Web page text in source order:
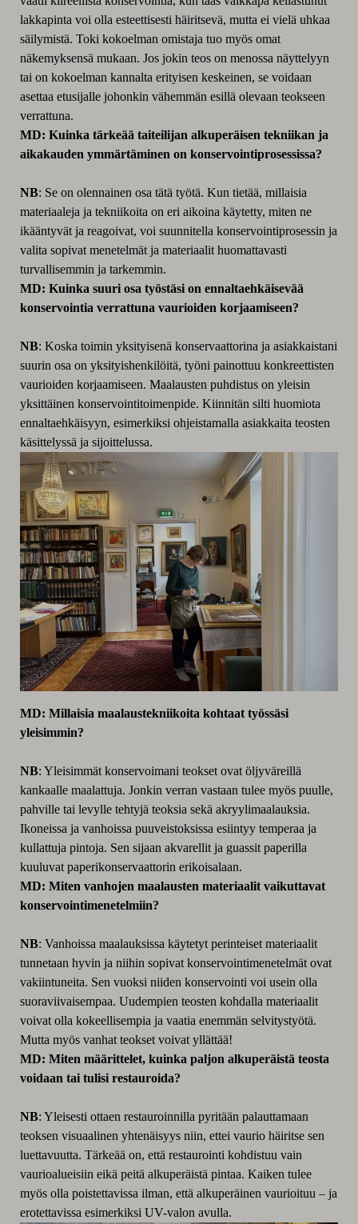
lakkapinta voi olla esteettisesti häiritsevä, mutta ei vielä uhkaa
säilymistä. Toki kokoelman omistaja tuo myös omat
näkemyksensä mukaan. Jos jokin teos on menossa näyttelyyn
tai on kokoelman kannalta erityisen keskeinen, se voidaan
asettaa etusijalle johonkin vähemmän esillä olevaan teokseen
verrattuna.
MD: Kuinka tärkeää taiteilijan alkuperäisen tekniikan ja
aikakauden ymmärtäminen on konservointiprosessissa?
NB: Se on olennainen osa tätä työtä. Kun tietää, millaisia
materiaaleja ja tekniikoita on eri aikoina käytetty, miten ne
ikääntyvät ja reagoivat, voi suunnitella konservointiprosessin ja
valita sopivat menetelmät ja materiaalit huomattavasti
turvallisemmin ja tarkemmin.
MD: Kuinka suuri osa työstäsi on ennaltaehkäisevää
konservointia verrattuna vaurioiden korjaamiseen?
NB: Koska toimin yksityisenä konservaattorina ja asiakkaistani
suurin osa on yksityishenkilöitä, työni painottuu konkreettisten
vaurioiden korjaamiseen. Maalausten puhdistus on yleisin
yksittäinen konservointitoimenpide. Kiinnitän silti huomiota
ennaltaehkäisyyn, esimerkiksi ohjeistamalla asiakkaita teosten
käsittelyssä ja sijoittelussa.
MD: Millaisia maalaustekniikoita kohtaat työssäsi
yleisimmin?
NB: Yleisimmät konservoimani teokset ovat öljyväreillä
kankaalle maalattuja. Jonkin verran vastaan tulee myös puulle,
pahville tai levylle tehtyjä teoksia sekä akryylimaalauksia.
Ikoneissa ja vanhoissa puuveistoksissa esiintyy temperaa ja
kullattuja pintoja. Sen sijaan akvarellit ja guassit paperilla
kuuluvat paperikonservaattorin erikoisalaan.
MD: Miten vanhojen maalausten materiaalit vaikuttavat
konservointimenetelmiin?
NB: Vanhoissa maalauksissa käytetyt perinteiset materiaalit
tunnetaan hyvin ja niihin sopivat konservointimenetelmät ovat
vakiintuneita. Sen vuoksi niiden konservointi voi usein olla
suoraviivaisempaa. Uudempien teosten kohdalla materiaalit
voivat olla kokeellisempia ja vaatia enemmän selvitystyötä.
Mutta myös vanhat teokset voivat yllättää!
MD: Miten määrittelet, kuinka paljon alkuperäistä teosta
voidaan tai tulisi restauroida?
NB: Yleisesti ottaen restauroinnilla pyritään palauttamaan
teoksen visuaalinen yhtenäisyys niin, ettei vaurio häiritse sen
luettavuutta. Tärkeää on, että restaurointi kohdistuu vain
vaurioalueisiin eikä peitä alkuperäistä pintaa. Kaiken tulee
myös olla poistettavissa ilman, että alkuperäinen vaurioituu – ja
erotettavissa esimerkiksi UV-valon avulla.